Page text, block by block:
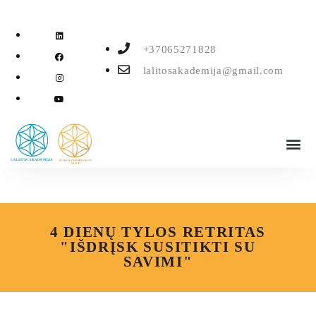
+37065271828
lalitosakademija@gmail.com
4 DIENŲ TYLOS RETRITAS
"IŠDRĮSK SUSITIKTI SU
SAVIMI"